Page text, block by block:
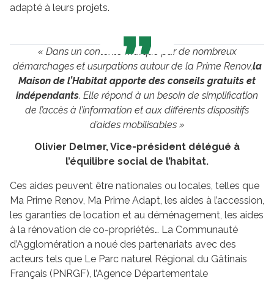
adapté à leurs projets.
« Dans un contexte marqué par de nombreux
démarchages et usurpations autour de la Prime Renov,la
Maison de l’Habitat apporte des conseils gratuits et
indépendants. Elle répond à un besoin de simplification
de l’accès à l’information et aux différents dispositifs
d’aides mobilisables »
Olivier Delmer, Vice-président délégué à
l’équilibre social de l’habitat.
Ces aides peuvent être nationales ou locales, telles que
Ma Prime Renov, Ma Prime Adapt, les aides à l’accession,
les garanties de location et au déménagement, les aides
à la rénovation de co-propriétés… La Communauté
d’Agglomération a noué des partenariats avec des
acteurs tels que Le Parc naturel Régional du Gâtinais
Français (PNRGF), l’Agence Départementale